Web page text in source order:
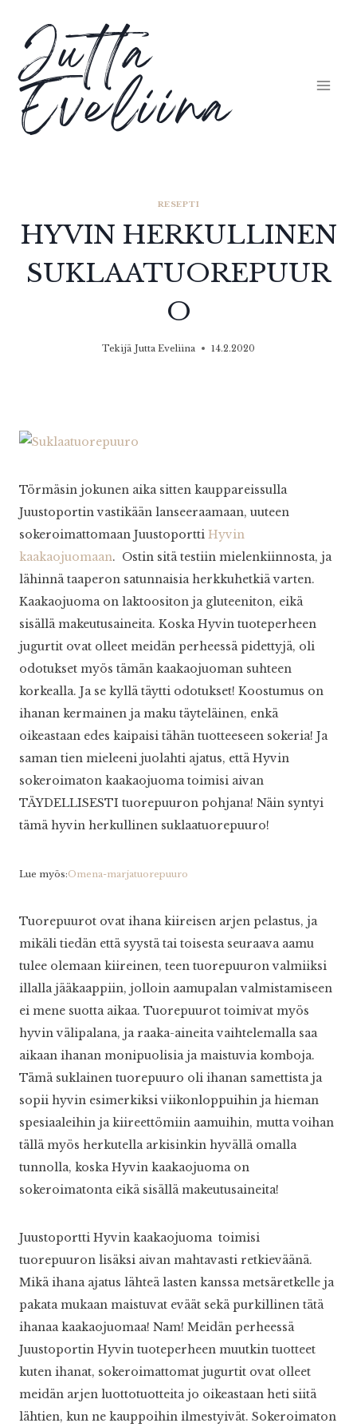
sisältöön
Jutta
Eveliina
RESEPTI
HYVIN HERKULLINEN
SUKLAATUOREPUUR
O
Tekijä Jutta Eveliina 14.2.2020
Törmäsin jokunen aika sitten kauppareissulla
Juustoportin vastikään lanseeraamaan, uuteen
sokeroimattomaan Juustoportti Hyvin
kaakaojuomaan. Ostin sitä testiin mielenkiinnosta, ja
lähinnä taaperon satunnaisia herkkuhetkiä varten.
Kaakaojuoma on laktoositon ja gluteeniton, eikä
sisällä makeutusaineita. Koska Hyvin tuoteperheen
jugurtit ovat olleet meidän perheessä pidettyjä, oli
odotukset myös tämän kaakaojuoman suhteen
korkealla. Ja se kyllä täytti odotukset! Koostumus on
ihanan kermainen ja maku täyteläinen, enkä
oikeastaan edes kaipaisi tähän tuotteeseen sokeria! Ja
saman tien mieleeni juolahti ajatus, että Hyvin
sokeroimaton kaakaojuoma toimisi aivan
TÄYDELLISESTI tuorepuuron pohjana! Näin syntyi
tämä hyvin herkullinen suklaatuorepuuro!
Lue myös:Omena-marjatuorepuuro
Tuorepuurot ovat ihana kiireisen arjen pelastus, ja
mikäli tiedän että syystä tai toisesta seuraava aamu
tulee olemaan kiireinen, teen tuorepuuron valmiiksi
illalla jääkaappiin, jolloin aamupalan valmistamiseen
ei mene suotta aikaa. Tuorepuurot toimivat myös
hyvin välipalana, ja raaka-aineita vaihtelemalla saa
aikaan ihanan monipuolisia ja maistuvia komboja.
Tämä suklainen tuorepuuro oli ihanan samettista ja
sopii hyvin esimerkiksi viikonloppuihin ja hieman
spesiaaleihin ja kiireettömiin aamuihin, mutta voihan
tällä myös herkutella arkisinkin hyvällä omalla
tunnolla, koska Hyvin kaakaojuoma on
sokeroimatonta eikä sisällä makeutusaineita!
Juustoportti Hyvin kaakaojuoma toimisi
tuorepuuron lisäksi aivan mahtavasti retkieväänä.
Mikä ihana ajatus lähteä lasten kanssa metsäretkelle ja
pakata mukaan maistuvat eväät sekä purkillinen tätä
ihanaa kaakaojuomaa! Nam! Meidän perheessä
Juustoportin Hyvin tuoteperheen muutkin tuotteet
kuten ihanat, sokeroimattomat jugurtit ovat olleet
meidän arjen luottotuotteita jo oikeastaan heti siitä
lähtien, kun ne kauppoihin ilmestyivät. Sokeroimaton